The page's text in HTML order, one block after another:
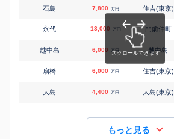
石島 7,800 万円 住吉(東京)
永代 13,000 万円 門前仲町
越中島 6,000 万円 越中島
扇橋 6,000 万円 住吉(東京)
大島 4,400 万円 大島(東京)
もっと見る